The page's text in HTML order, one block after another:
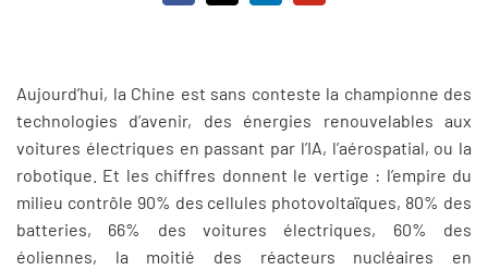
Aujourd’hui, la Chine est sans conteste la championne des
technologies d’avenir, des énergies renouvelables aux
voitures électriques en passant par l’IA, l’aérospatial, ou la
robotique. Et les chiffres donnent le vertige : l’empire du
milieu contrôle 90% des cellules photovoltaïques, 80% des
batteries, 66% des voitures électriques, 60% des
éoliennes, la moitié des réacteurs nucléaires en